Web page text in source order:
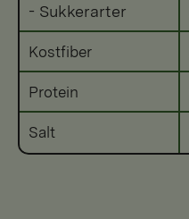
- Sukkerarter
Kostfiber
Protein
Salt